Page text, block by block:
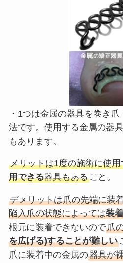
・1つは金属の器具を巻き
法です。使用する金属の器
もあります。
メリットは1度の施術に使
用できる器具もあること。
デメリットは爪の先端に装
陥入爪の状態によっては装
根元に装着できないので爪
を広げる)することが難しい
爪に装着中の金属の器具が